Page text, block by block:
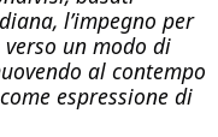
l’impegno per
un modo di
al contempo
espressione di